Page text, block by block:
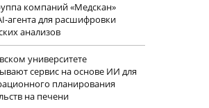
компаний «Медскан»
агента для расшифровки
анализов
университете
сервис на основе ИИ для
планирования
на печени